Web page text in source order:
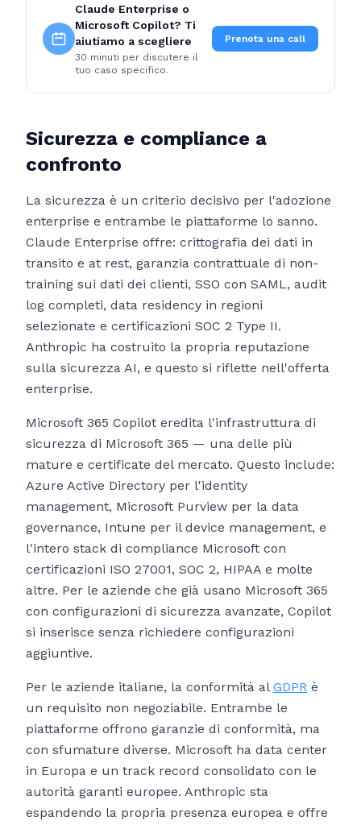
Claude Enterprise o
Microsoft Copilot? Ti
aiutiamo a scegliere
30 minuti per discutere il
tuo caso specifico.
Prenota una call
Sicurezza e compliance a
confronto
La sicurezza è un criterio decisivo per l'adozione
enterprise e entrambe le piattaforme lo sanno.
Claude Enterprise offre: crittografia dei dati in
transito e at rest, garanzia contrattuale di non-
training sui dati dei clienti, SSO con SAML, audit
log completi, data residency in regioni
selezionate e certificazioni SOC 2 Type II.
Anthropic ha costruito la propria reputazione
sulla sicurezza AI, e questo si riflette nell'offerta
enterprise.
Microsoft 365 Copilot eredita l'infrastruttura di
sicurezza di Microsoft 365 — una delle più
mature e certificate del mercato. Questo include:
Azure Active Directory per l'identity
management, Microsoft Purview per la data
governance, Intune per il device management, e
l'intero stack di compliance Microsoft con
certificazioni ISO 27001, SOC 2, HIPAA e molte
altre. Per le aziende che già usano Microsoft 365
con configurazioni di sicurezza avanzate, Copilot
si inserisce senza richiedere configurazioni
aggiuntive.
Per le aziende italiane, la conformità al GDPR è
un requisito non negoziabile. Entrambe le
piattaforme offrono garanzie di conformità, ma
con sfumature diverse. Microsoft ha data center
in Europa e un track record consolidato con le
autorità garanti europee. Anthropic sta
espandendo la propria presenza europea e offre